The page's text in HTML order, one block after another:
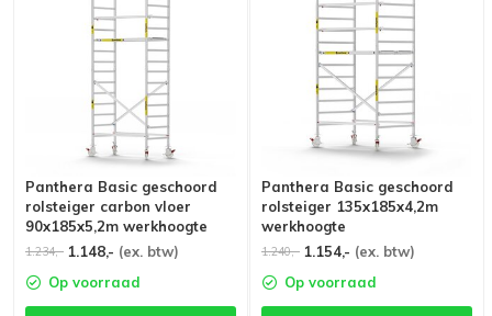
Panthera Basic geschoord
rolsteiger carbon vloer
90x185x5,2m werkhoogte
1.234,- 1.148,- (ex. btw)
Op voorraad
Panthera Basic geschoord
rolsteiger 135x185x4,2m
werkhoogte
1.240,- 1.154,- (ex. btw)
Op voorraad